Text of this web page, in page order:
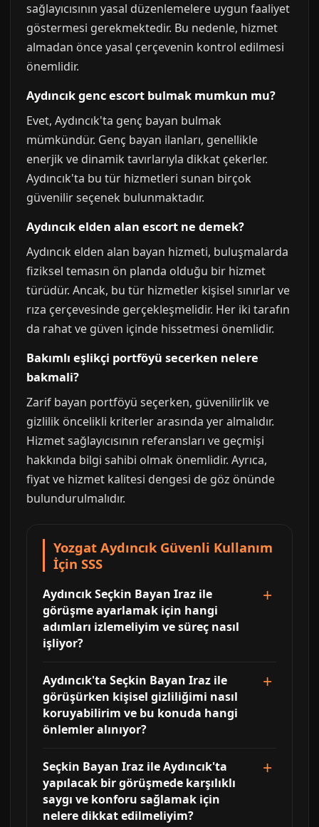
sağlayıcısının yasal düzenlemelere uygun faaliyet
göstermesi gerekmektedir. Bu nedenle, hizmet
almadan önce yasal çerçevenin kontrol edilmesi
önemlidir.
Aydıncık genc escort bulmak mumkun mu?
Evet, Aydıncık'ta genç bayan bulmak
mümkündür. Genç bayan ilanları, genellikle
enerjik ve dinamik tavırlarıyla dikkat çekerler.
Aydıncık'ta bu tür hizmetleri sunan birçok
güvenilir seçenek bulunmaktadır.
Aydıncık elden alan escort ne demek?
Aydıncık elden alan bayan hizmeti, buluşmalarda
fiziksel temasın ön planda olduğu bir hizmet
türüdür. Ancak, bu tür hizmetler kişisel sınırlar ve
rıza çerçevesinde gerçekleşmelidir. Her iki tarafın
da rahat ve güven içinde hissetmesi önemlidir.
Bakımlı eşlikçi portföyü secerken nelere
bakmali?
Zarif bayan portföyü seçerken, güvenilirlik ve
gizlilik öncelikli kriterler arasında yer almalıdır.
Hizmet sağlayıcısının referansları ve geçmişi
hakkında bilgi sahibi olmak önemlidir. Ayrıca,
fiyat ve hizmet kalitesi dengesi de göz önünde
bulundurulmalıdır.
Yozgat Aydıncık Güvenli Kullanım
İçin SSS
Aydıncık Seçkin Bayan Iraz ile
görüşme ayarlamak için hangi
adımları izlemeliyim ve süreç nasıl
işliyor?
Aydıncık'ta Seçkin Bayan Iraz ile
görüşürken kişisel gizliliğimi nasıl
koruyabilirim ve bu konuda hangi
önlemler alınıyor?
Seçkin Bayan Iraz ile Aydıncık'ta
yapılacak bir görüşmede karşılıklı
saygı ve konforu sağlamak için
nelere dikkat edilmeliyim?